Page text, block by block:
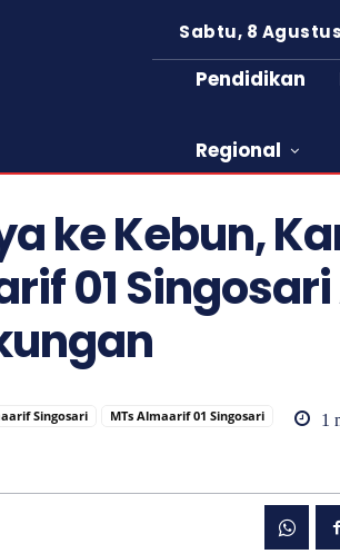
Sabtu, 8
Pendidikan
Regional
ke Kebun,
01
Singosari MTs Almaarif 01 Singosari 1